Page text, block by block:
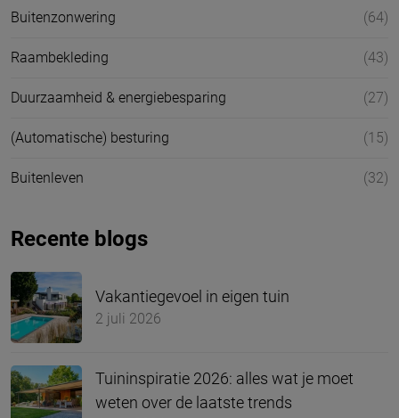
Buitenzonwering (64)
Raambekleding (43)
Duurzaamheid & energiebesparing (27)
(Automatische) besturing (15)
Buitenleven (32)
Recente blogs
Vakantiegevoel in eigen tuin
2 juli 2026
Tuininspiratie 2026: alles wat je moet
weten over de laatste trends